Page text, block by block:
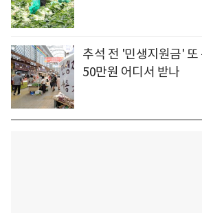
추석 전 '민생지원금'
50만원 어디서 받나